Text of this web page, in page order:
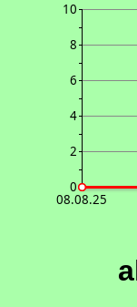
10
8
6
4
2
0
08.08.25